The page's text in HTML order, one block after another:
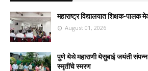
महाराष्ट्र विद्यालयात शिक्षक-पालक
August 01, 2026
पुणे येथे महाराणी येसुबाई जयंती संपन्न
स्मृतींचे स्मरण